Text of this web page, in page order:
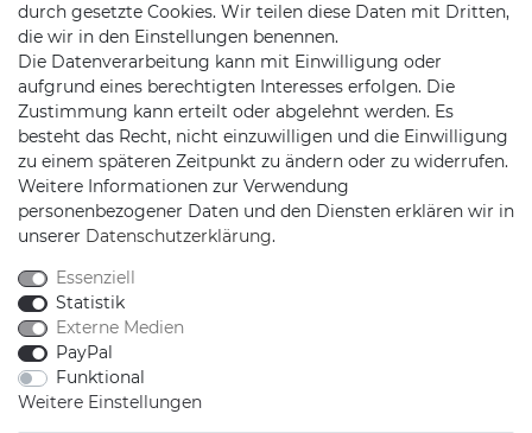
Mail: kundenservice@motionandsports.de
Jochim-Klindt-Str. 5
22926 Ahrensburg
Schnellversand auf Facebook
durch gesetzte Cookies. Wir teilen diese Daten mit Dritten,
die wir in den Einstellungen benennen.
Die Datenverarbeitung kann mit Einwilligung oder
aufgrund eines berechtigten Interesses erfolgen. Die
Zustimmung kann erteilt oder abgelehnt werden. Es
besteht das Recht, nicht einzuwilligen und die Einwilligung
zu einem späteren Zeitpunkt zu ändern oder zu widerrufen.
Weitere Informationen zur Verwendung
personenbezogener Daten und den Diensten erklären wir in
unserer Daten­schutz­erklärung.
Essenziell
Statistik
Externe Medien
PayPal
Funktional
Weitere Einstellungen